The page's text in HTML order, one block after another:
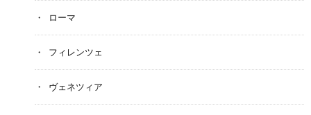
ローマ
フィレンツェ
ヴェネツィア